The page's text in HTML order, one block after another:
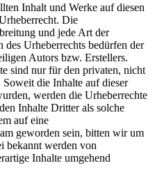
Inhalt und Werke auf diesen
Die
und jede Art der
des Urheberrechts bedürfen der
Autors bzw. Erstellers.
sind nur für den privaten, nicht
die Inhalte auf dieser
werden die Urheberrechte
Inhalte Dritter als solche
auf eine
geworden sein, bitten wir um
bekannt werden von
Inhalte umgehend